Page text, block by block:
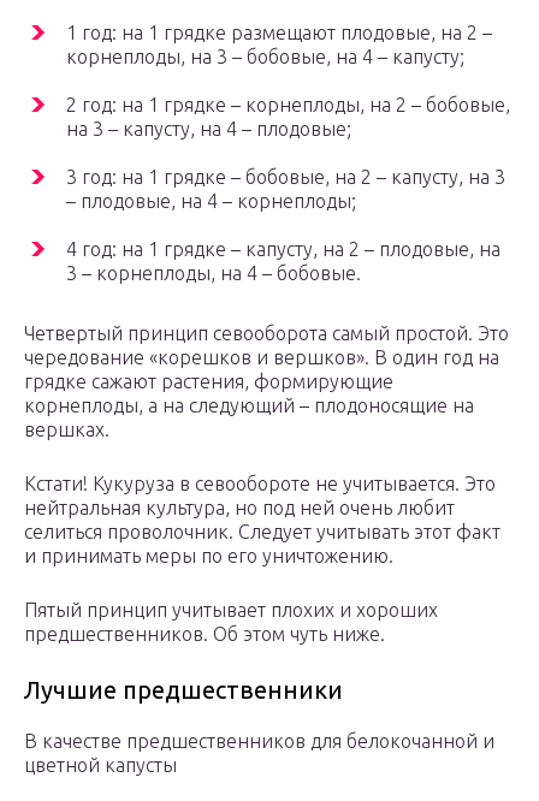
1 год: на 1 грядке размещают плодовые, на 2 –
корнеплоды, на 3 – бобовые, на 4 – капусту;
2 год: на 1 грядке – корнеплоды, на 2 – бобовые,
на 3 – капусту, на 4 – плодовые;
3 год: на 1 грядке – бобовые, на 2 – капусту, на 3
– плодовые, на 4 – корнеплоды;
4 год: на 1 грядке – капусту, на 2 – плодовые, на
3 – корнеплоды, на 4 – бобовые.
Четвертый принцип севооборота самый простой. Это
чередование «корешков и вершков». В один год на
грядке сажают растения, формирующие
корнеплоды, а на следующий – плодоносящие на
вершках.
Кстати! Кукуруза в севообороте не учитывается. Это
нейтральная культура, но под ней очень любит
селиться проволочник. Следует учитывать этот факт
и принимать меры по его уничтожению.
Пятый принцип учитывает плохих и хороших
предшественников. Об этом чуть ниже.
Лучшие предшественники
В качестве предшественников для белокочанной и
цветной капусты